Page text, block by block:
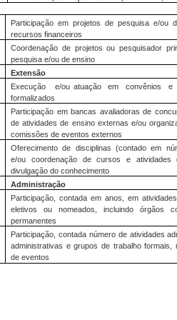
Participação em projetos de pesquisa e/ou
recursos financeiros
Coordenação de projetos ou pesquisador
pesquisa e/ou de ensino
Extensão
Execução e/ou
formalizados
atuação em convênios e
Participação em bancas avaliadoras de
de atividades de ensino externas e/ou
comissões de eventos externos
Oferecimento de disciplinas (contado em
e/ou coordenação de cursos e atividades
divulgação do conhecimento
Administração
Participação, contada em anos, em
eletivos ou nomeados, incluindo órgãos
permanentes
Participação, contada número de atividades
administrativas e grupos de trabalho formais,
de eventos